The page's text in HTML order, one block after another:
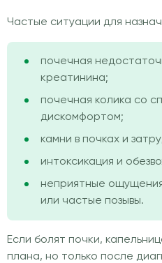
Частые ситуации для
почечная
креатинина;
почечная колика со
дискомфортом;
камни в почках и
интоксикация и
неприятные
или частые позывы.
Если болят почки,
плана, но только после